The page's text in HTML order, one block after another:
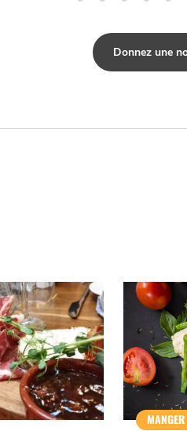
Grande Cause
Nous
Espace presse
Donnez une
MANGER